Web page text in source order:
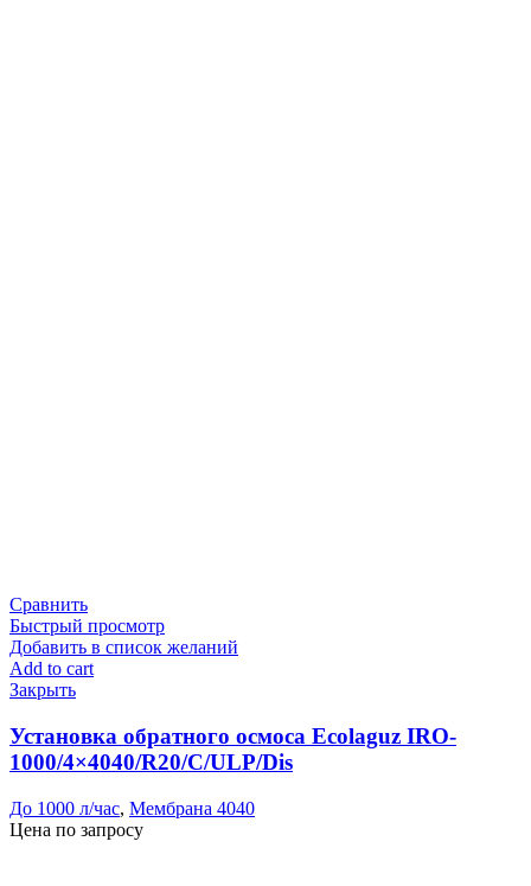
Сравнить
Быстрый просмотр
Добавить в список желаний
Add to cart
Закрыть
Установка обратного осмоса Ecolaguz IRO-
1000/4×4040/R20/C/ULP/Dis
До 1000 л/час, Мембрана 4040
Цена по запросу